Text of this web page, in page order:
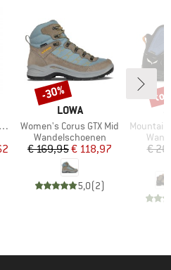
MERK
LOWA
Artikel
Women's Corus GTX Mid
Productgroep
Wandelschoenen
Prijs
€ 169,95Verlaagde prijs
€ 118,97
5,0(2)
Korting
-30%
Artikel
Mountain
€